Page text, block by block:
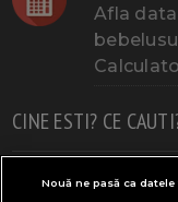
Afla
CINE ESTI? CE
Doresc un copil
Nouă ne pasă ca